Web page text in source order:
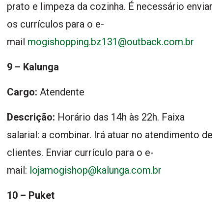
prato e limpeza da cozinha. É necessário enviar
os currículos para o e-
mail mogishopping.bz131@outback.com.br
9 – Kalunga
Cargo: Atendente
Descrição: Horário das 14h às 22h. Faixa
salarial: a combinar. Irá atuar no atendimento de
clientes. Enviar currículo para o e-
mail: lojamogishop@kalunga.com.br
10 – Puket